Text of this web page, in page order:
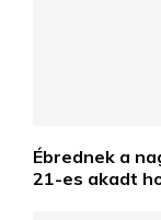
Ébrednek a
21-es akadt